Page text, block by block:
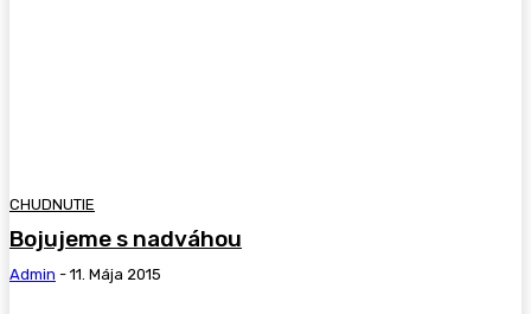
CHUDNUTIE
Bojujeme s nadváhou
Admin - 11. Mája 2015